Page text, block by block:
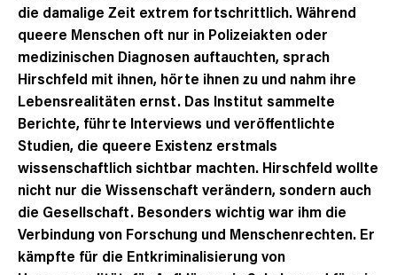
die damalige Zeit extrem fortschrittlich. Während
queere Menschen oft nur in Polizeiakten oder
medizinischen Diagnosen auftauchten, sprach
Hirschfeld mit ihnen, hörte ihnen zu und nahm ihre
Lebensrealitäten ernst. Das Institut sammelte
Berichte, führte Interviews und veröffentlichte
Studien, die queere Existenz erstmals
wissenschaftlich sichtbar machten. Hirschfeld wollte
nicht nur die Wissenschaft verändern, sondern auch
die Gesellschaft. Besonders wichtig war ihm die
Verbindung von Forschung und Menschenrechten. Er
kämpfte für die Entkriminalisierung von